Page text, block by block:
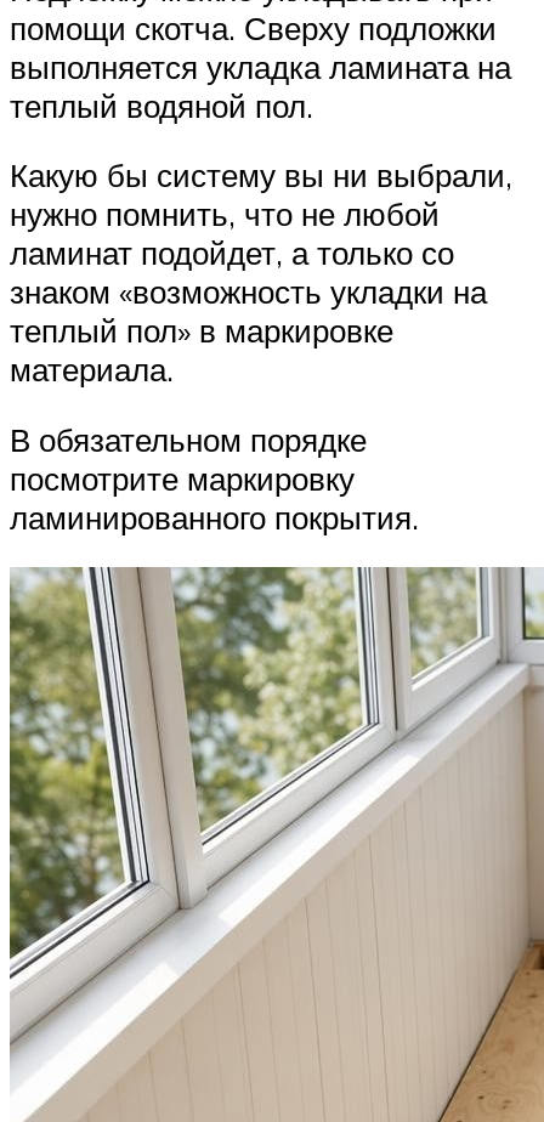
помощи скотча. Сверху подложки
выполняется укладка ламината на
теплый водяной пол.
Какую бы систему вы ни выбрали,
нужно помнить, что не любой
ламинат подойдет, а только со
знаком «возможность укладки на
теплый пол» в маркировке
материала.
В обязательном порядке
посмотрите маркировку
ламинированного покрытия.